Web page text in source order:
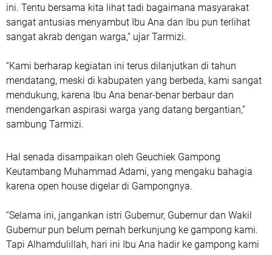
ini. Tentu bersama kita lihat tadi bagaimana masyarakat
sangat antusias menyambut Ibu Ana dan Ibu pun terlihat
sangat akrab dengan warga,” ujar Tarmizi.
“Kami berharap kegiatan ini terus dilanjutkan di tahun
mendatang, meski di kabupaten yang berbeda, kami sangat
mendukung, karena Ibu Ana benar-benar berbaur dan
mendengarkan aspirasi warga yang datang bergantian,”
sambung Tarmizi.
Hal senada disampaikan oleh Geuchiek Gampong
Keutambang Muhammad Adami, yang mengaku bahagia
karena open house digelar di Gampongnya.
“Selama ini, jangankan istri Gubernur, Gubernur dan Wakil
Gubernur pun belum pernah berkunjung ke gampong kami.
Tapi Alhamdulillah, hari ini Ibu Ana hadir ke gampong kami